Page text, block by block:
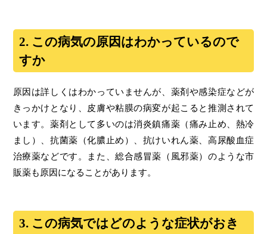
2. この病気の原因はわかっているので
すか
原因は詳しくはわかっていませんが、薬剤や感染症などが
きっかけとなり、皮膚や粘膜の病変が起こると推測されて
います。薬剤として多いのは消炎鎮痛薬（痛み止め、熱冷
まし）、抗菌薬（化膿止め）、抗けいれん薬、高尿酸血症
治療薬などです。また、総合感冒薬（風邪薬）のような市
販薬も原因になることがあります。
3. この病気ではどのような症状がおき